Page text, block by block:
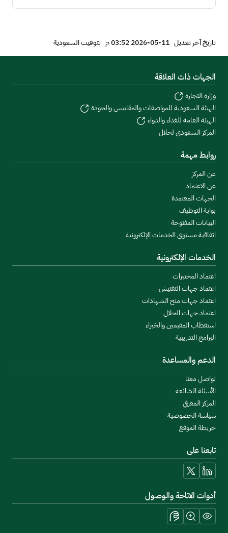
تاريخ آخر تعديل 11-05-2026 03:52 م بتوقيت السعودية
الجهات ذات العلاقة
وزارة التجارة
الهيئة السعودية للمواصفات والمقاييس والجودة
الهيئة العامة للغذاء والدواء
المركز السعودي لحلال
روابط مهمة
عن المركز
عن الاعتماد
الجهات المعتمدة
بوابة التوظيف
البيانات المفتوحة
اتفاقية مستوى الخدمات الإلكترونية
الخدمات الإلكترونية
اعتماد المختبرات
اعتماد جهات التفتيش
اعتماد جهات منح الشهادات
اعتماد جهات الحلال
استقطاب المقيمين والخبراء
البرامج التدريبية
الدعم والمساعدة
تواصل معنا
الأسئلة الشائعة
المركز المعرفي
سياسة الخصوصية
خريطة الموقع
تابعنا على
linkedin
x
أدوات الاتاحة والوصول